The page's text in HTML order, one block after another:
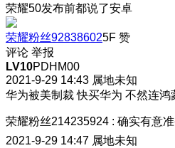
荣耀50发布前都说了安卓
荣耀粉丝928386025F 赞
评论 举报
LV10PDHM00
2021-9-29 14:43 属地未知
华为被美制裁 快买华为 不然连鸿
荣耀粉丝214235924 : 确实有意
2021-9-29 14:47 属地未知